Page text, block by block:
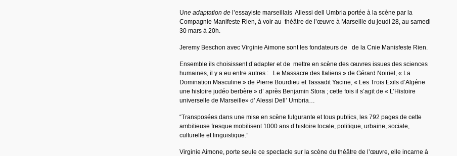
Une adaptation del’essayiste marseillais Allessi dell Umbria portée à la scène par la
Compagnie Manifeste Rien, à voir au théâtre de l’œuvre à Marseille du jeudi 28, au samedi
30 mars à 20h.
Jeremy Beschon avec Virginie Aimone sont les fondateurs de de la Cnie Manisfeste Rien.
Ensemble ils choisissent d’adapter et de mettre en scène des œuvres issues des sciences
humaines, il y a eu entre autres : Le Massacre des Italiens » de Gérard Noiriel, « La
Domination Masculine » de Pierre Bourdieu et Tassadit Yacine, « Les Trois Exils d’Algérie
une histoire judéo berbère » d’ après Benjamin Stora ; cette fois il s’agit de « L’Histoire
universelle de Marseille» d’ Alessi Dell’ Umbria…
“Transposées dans une mise en scène fulgurante et tous publics, les 792 pages de cette
ambitieuse fresque mobilisent 1000 ans d’histoire locale, politique, urbaine, sociale,
culturelle et linguistique.”
Virginie Aimone, porte seule ce spectacle sur la scène du théâtre de l’œuvre, elle incarne à